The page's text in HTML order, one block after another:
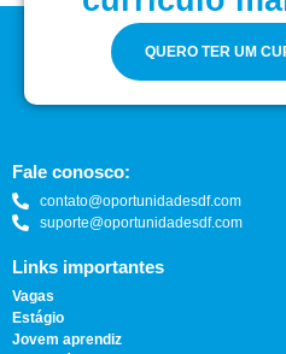
QUERO TER UM
Fale conosco:
contato@oportunidadesdf.com
suporte@oportunidadesdf.com
Links importantes
Vagas
Estágio
Jovem aprendiz